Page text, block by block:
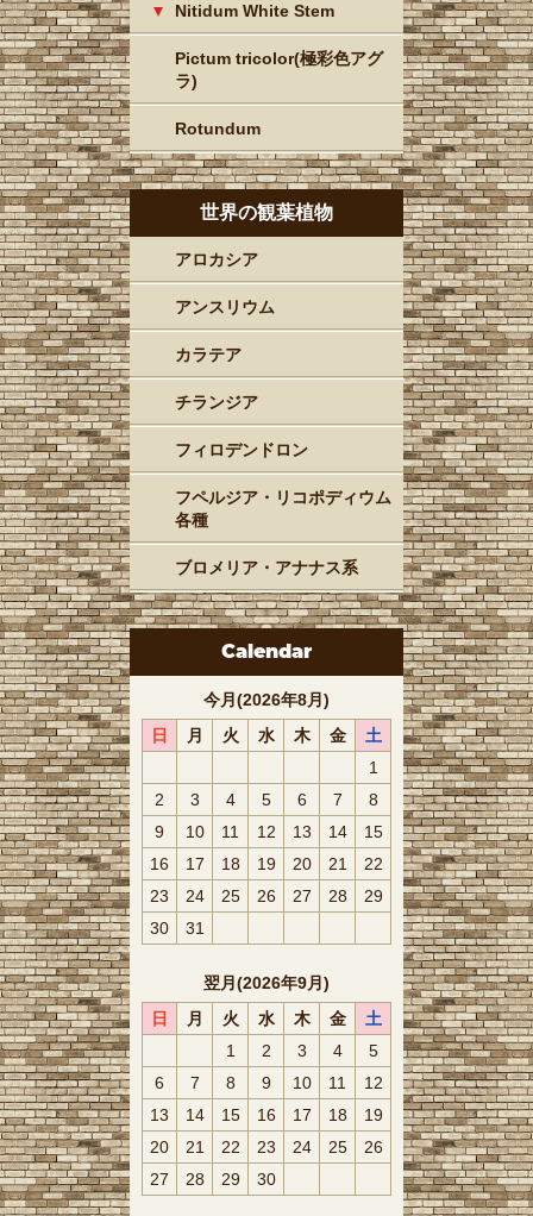
Nitidum White Stem
Pictum tricolor(極彩色アグ
ラ)
Rotundum
世界の観葉植物
アロカシア
アンスリウム
カラテア
チランジア
フィロデンドロン
フペルジア・リコポディウム
各種
ブロメリア・アナナス系
Calendar
今月(2026年8月)
日
月 火 水 木 金
土
1
2
3 4 5 6 7
8
9
10 11 12 13 14
15
16
17 18 19 20 21
22
23
24 25 26 27 28
29
30
31
翌月(2026年9月)
日
月 火 水 木 金
土
1
2 3 4
5
6
7 8 9 10 11
12
13
14 15 16 17 18
19
20
21 22 23 24 25
26
27
28 29 30